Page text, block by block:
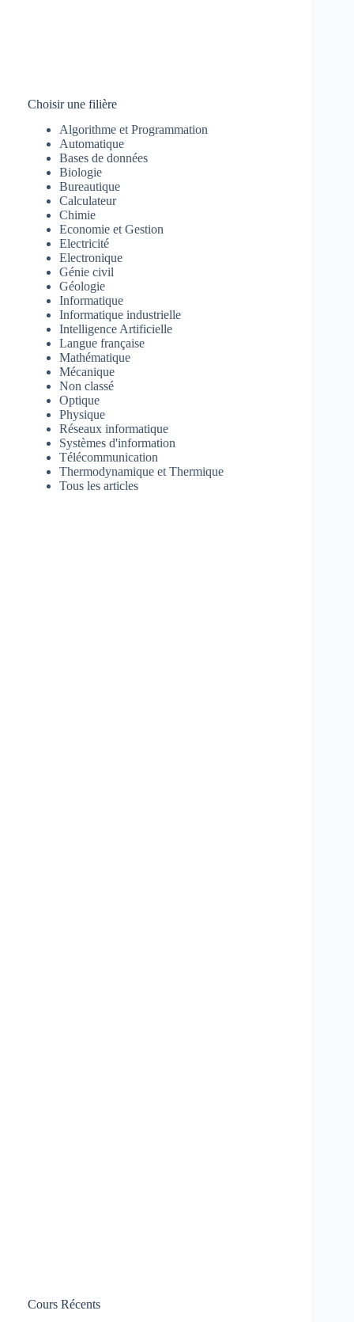
Choisir une filière
Algorithme et Programmation
Automatique
Bases de données
Biologie
Bureautique
Calculateur
Chimie
Economie et Gestion
Electricité
Electronique
Génie civil
Géologie
Informatique
Informatique industrielle
Intelligence Artificielle
Langue française
Mathématique
Mécanique
Non classé
Optique
Physique
Réseaux informatique
Systèmes d'information
Télécommunication
Thermodynamique et Thermique
Tous les articles
Cours Récents